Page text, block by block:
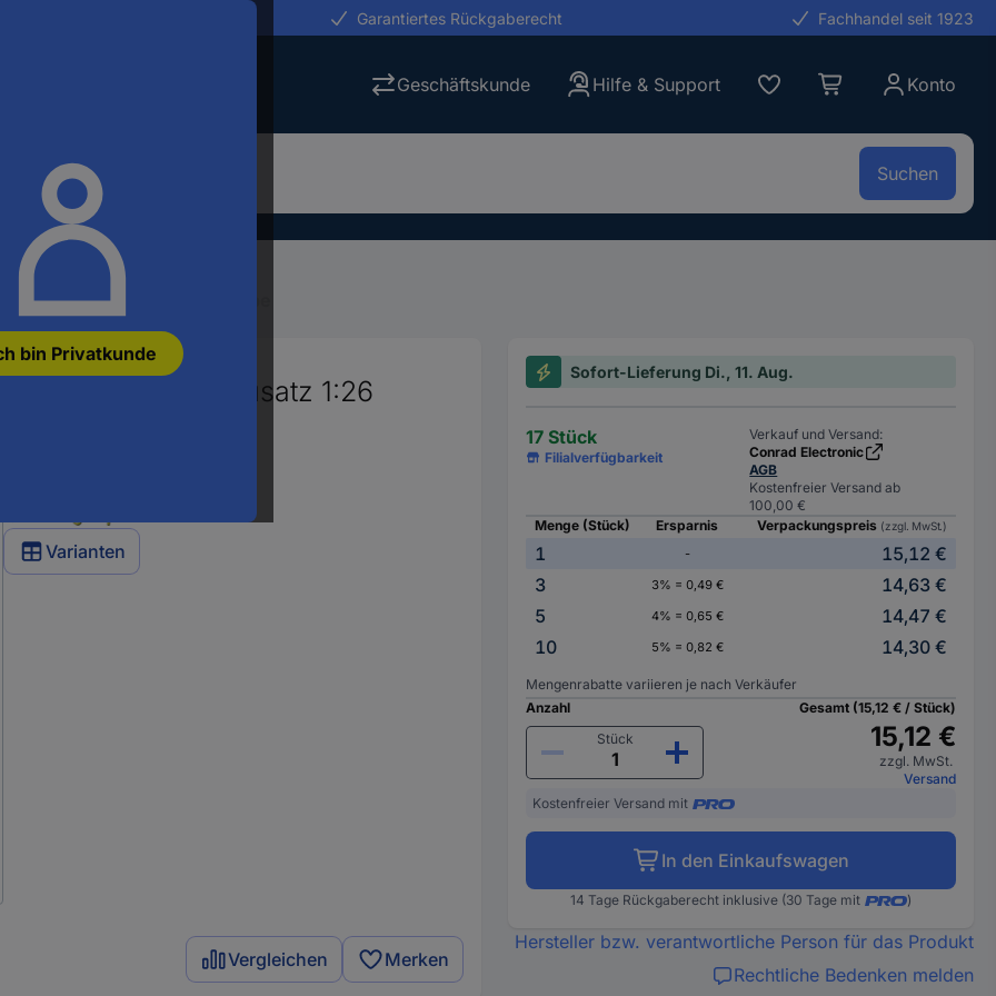
bin Privatkunde
Garantiertes Rückgaberecht Fachhandel seit 1923
Geschäftskunde Hilfe & Support Konto
Suchen
Modellbau
Motor G 426 Bausatz 1:26
Varianten
Vergleichen Merken
Sofort-Lieferung Di., 11. Aug.
17 Stück
Filialverfügbarkeit
Verkauf und Versand:
Conrad Electronic
AGB
Kostenfreier Versand ab
100,00 €
Menge (Stück)
Ersparnis Verpackungspreis (zzgl. MwSt.)
1 -
15,12 €
3
3% = 0,49 €
14,63 €
5
4% = 0,65 €
14,47 €
10
5% = 0,82 € 14,30 €
Mengenrabatte variieren je nach Verkäufer
Anzahl
Stück
Gesamt (15,12 € / Stück)
15,12 €
zzgl. MwSt.
Versand
Kostenfreier Versand mit
In den Einkaufswagen
14 Tage Rückgaberecht inklusive (30 Tage mit )
Hersteller bzw. verantwortliche Person für das Produkt
Rechtliche Bedenken melden